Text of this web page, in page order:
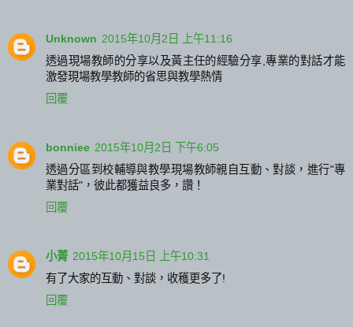
Unknown 2015年10月2日 上午11:16
透過現場教師的分享以及黃主任的經驗分享,專業的對話才能
激發現場教學教師的省思與教學熱情
回覆
bonniee 2015年10月2日 下午6:05
透過分區到校輔導與教學現場教師親自互動、對談，進行"專
業對話"，彼此都獲益良多，讚！
回覆
小菁 2015年10月15日 上午10:31
有了大家的互動、對談，收穫更多了!
回覆